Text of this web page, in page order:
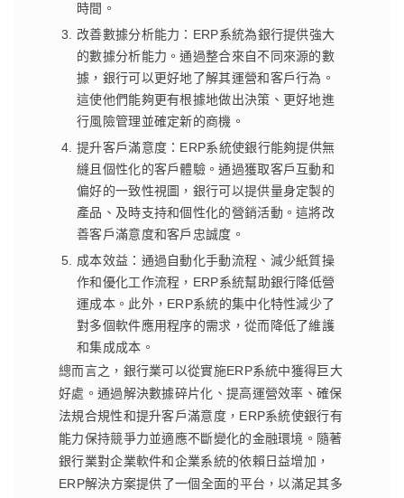
時間。
改善數據分析能力：ERP系統為銀行提供強大
的數據分析能力。通過整合來自不同來源的數
據，銀行可以更好地了解其運營和客戶行為。
這使他們能夠更有根據地做出決策、更好地進
行風險管理並確定新的商機。
提升客戶滿意度：ERP系統使銀行能夠提供無
縫且個性化的客戶體驗。通過獲取客戶互動和
偏好的一致性視圖，銀行可以提供量身定製的
產品、及時支持和個性化的營銷活動。這將改
善客戶滿意度和客戶忠誠度。
成本效益：通過自動化手動流程、減少紙質操
作和優化工作流程，ERP系統幫助銀行降低營
運成本。此外，ERP系統的集中化特性減少了
對多個軟件應用程序的需求，從而降低了維護
和集成成本。
總而言之，銀行業可以從實施ERP系統中獲得巨大
好處。通過解決數據碎片化、提高運營效率、確保
法規合規性和提升客戶滿意度，ERP系統使銀行有
能力保持競爭力並適應不斷變化的金融環境。隨著
銀行業對企業軟件和企業系統的依賴日益增加，
ERP解決方案提供了一個全面的平台，以滿足其多